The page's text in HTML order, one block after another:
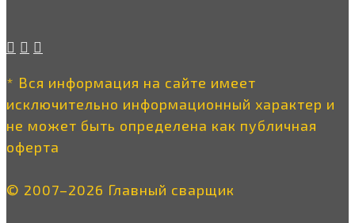
* Вся информация на сайте имеет
исключительно информационный характер и
не может быть определена как публичная
оферта
© 2007–2026 Главный сварщик